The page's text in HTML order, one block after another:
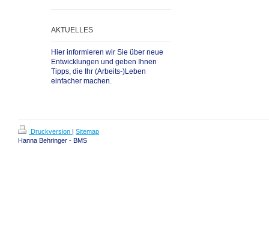
AKTUELLES
Hier informieren wir Sie über neue
Entwicklungen und geben Ihnen
Tipps, die Ihr (Arbeits-)Leben
einfacher machen.
Druckversion | Sitemap
Hanna Behringer - BMS